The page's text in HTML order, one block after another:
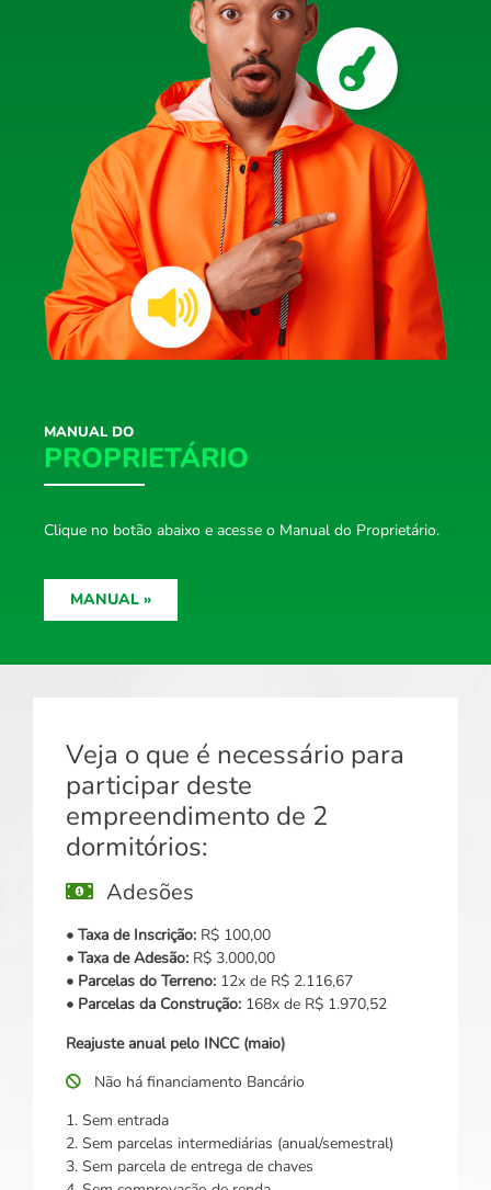
MANUAL DO
PROPRIETÁRIO
Clique no botão abaixo e acesse o Manual do Proprietário.
MANUAL »
Veja o que é necessário para
participar deste
empreendimento de 2
dormitórios:
Adesões
• Taxa de Inscrição: R$ 100,00
• Taxa de Adesão: R$ 3.000,00
• Parcelas do Terreno: 12x de R$ 2.116,67
• Parcelas da Construção: 168x de R$ 1.970,52
Reajuste anual pelo INCC (maio)
Não há financiamento Bancário
1. Sem entrada
2. Sem parcelas intermediárias (anual/semestral)
3. Sem parcela de entrega de chaves